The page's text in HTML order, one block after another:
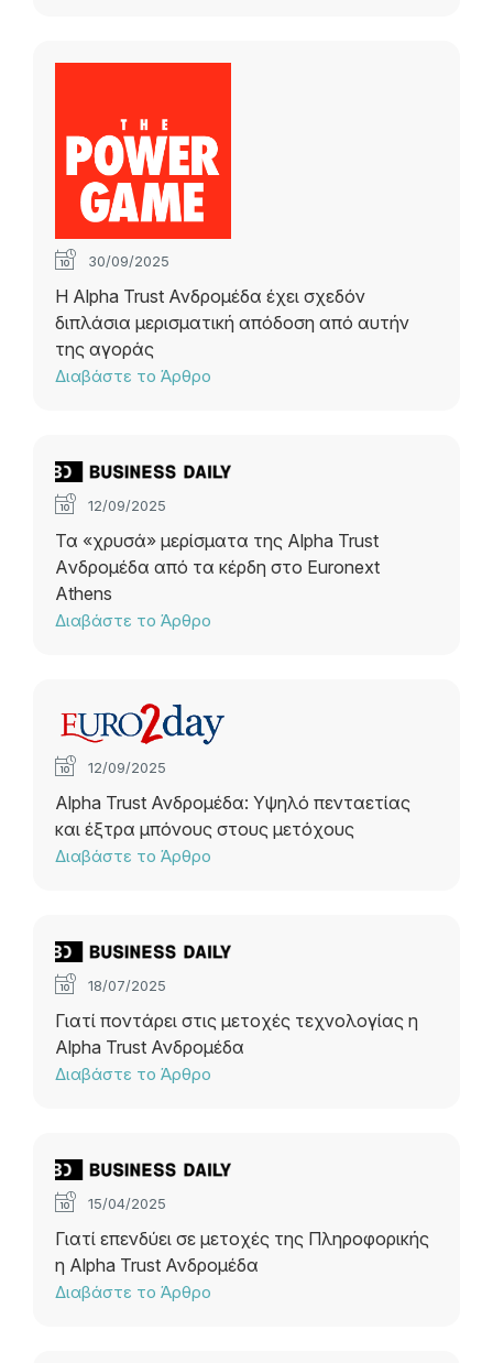
30/09/2025
Η Alpha Trust Ανδρομέδα έχει σχεδόν
διπλάσια μερισματική απόδοση από αυτήν
της αγοράς
Διαβάστε το Άρθρο
12/09/2025
Τα «χρυσά» μερίσματα της Alpha Trust
Aνδρομέδα από τα κέρδη στο Euronext
Athens
Διαβάστε το Άρθρο
12/09/2025
Alpha Trust Ανδρομέδα: Υψηλό πενταετίας
και έξτρα μπόνους στους μετόχους
Διαβάστε το Άρθρο
18/07/2025
Γιατί ποντάρει στις μετοχές τεχνολογίας η
Alpha Trust Ανδρομέδα
Διαβάστε το Άρθρο
15/04/2025
Γιατί επενδύει σε μετοχές της Πληροφορικής
η Alpha Trust Ανδρομέδα
Διαβάστε το Άρθρο